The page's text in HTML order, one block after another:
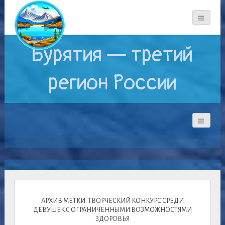
Бурятия — третий
регион России
АРХИВ МЕТКИ: ТВОРЧЕСКИЙ КОНКУРС СРЕДИ
ДЕВУШЕК С ОГРАНИЧЕННЫМИ ВОЗМОЖНОСТЯМИ
ЗДОРОВЬЯ